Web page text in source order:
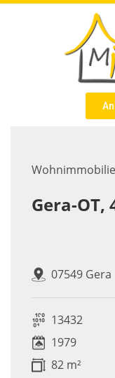
Gera-OT,
07549 Gera
13432
1979
82 m²